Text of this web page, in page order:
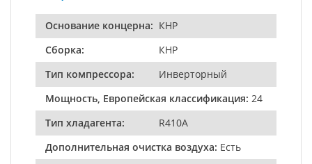
Основание концерна: КНР
Сборка:
КНР
Тип компрессора:
Инверторный
Мощность, Европейская классификация: 24
Тип хладагента:
R410A
Дополнительная очистка воздуха: Есть